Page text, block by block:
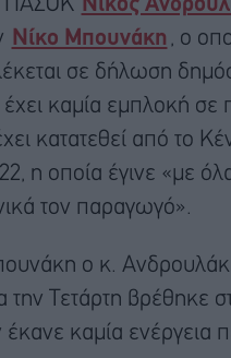
ΠΑΣΟΚ Νίκος
Νίκο Μπουνάκη , ο
σε δήλωση
έχει καμία εμπλοκή
κατατεθεί από το
η οποία έγινε «με
τον παραγωγό».
ο κ.
την Τετάρτη βρέθηκε
έκανε καμία